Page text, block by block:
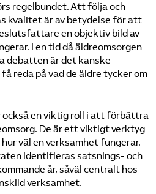
regelbundet. Att följa och
kvalitet är av betydelse för att
en objektiv bild av
I en tid då äldreomsorgen
debatten är det kanske
reda på vad de äldre tycker om
också en viktig roll i att förbättra
De är ett viktigt verktyg
väl en verksamhet fungerar.
identifieras satsnings- och
år, såväl centralt hos
verksamhet.